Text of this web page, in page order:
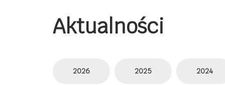
Aktualności
2026 2025 2024